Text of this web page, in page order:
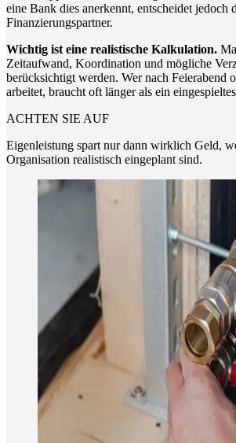
eine Bank dies anerkennt, entscheidet jedoch
Finanzierungspartner.
Wichtig ist eine realistische Kalkulation.
Zeitaufwand, Koordination und mögliche
berücksichtigt werden. Wer nach Feierabend
arbeitet, braucht oft länger als ein
ACHTEN SIE AUF
Eigenleistung spart nur dann wirklich Geld,
Organisation realistisch eingeplant sind.